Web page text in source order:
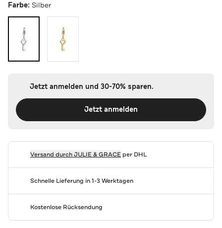
Farbe: Silber
Jetzt anmelden und 30-70% sparen.
Jetzt anmelden
Versand durchJULIE & GRACEper DHL
Schnelle Lieferung in 1-3 Werktagen
Kostenlose Rücksendung